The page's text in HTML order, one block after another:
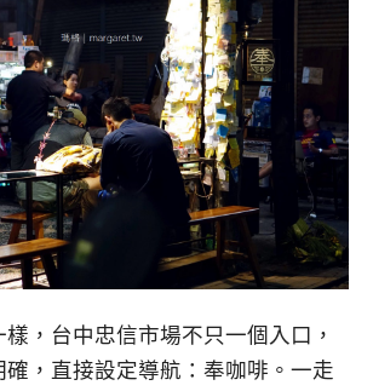
，台中忠信市場不只一個入口，
，直接設定導航：奉咖啡。一走